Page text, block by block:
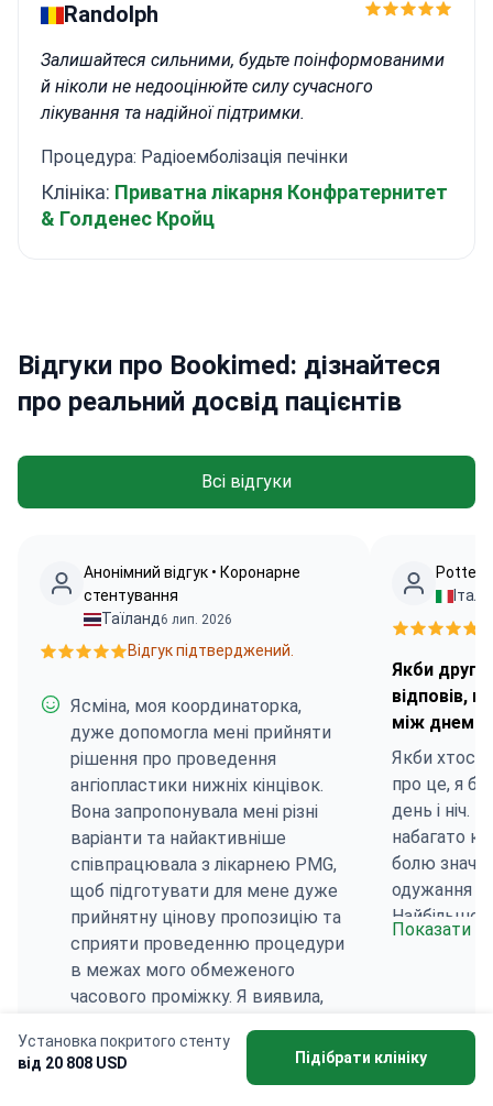
Установка покритого стенту
від 20 808 USD
Підібрати клініку
Randolph
Залишайтеся сильними, будьте поінформованими
й ніколи не недооцінюйте силу сучасного
лікування та надійної підтримки.
Процедура: Радіоемболізація печінки
Клініка: Приватна лікарня Конфратернитет
& Голденес Кройц
Відгуки про Bookimed: дізнайтеся
про реальний досвід пацієнтів
Всі відгуки
Анонімний відгук • Коронарне
стентування
Таїланд6 лип. 2026
Відгук підтверджений.
Ясміна, моя координаторка,
дуже допомогла мені прийняти
рішення про проведення
ангіопластики нижніх кінцівок.
Вона запропонувала мені різні
варіанти та найактивніше
співпрацювала з лікарнею PMG,
щоб підготувати для мене дуже
прийнятну цінову пропозицію та
сприяти проведенню процедури
в межах мого обмеженого
часового проміжку. Я виявила,
орієнтована на іноземних
пацієнтів. Спочатку я зустрівся з
Potter •
Якби друг
відповів,
між днем і
Якби хтось
про це, я б
день і ніч.
набагато
болю
одужання
зараз є
відповіли
повної
Показати